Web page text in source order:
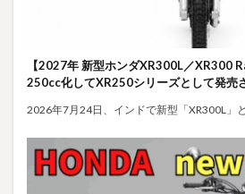
【2027年 新型ホンダXR300L／XR300
250cc化してXR250シリーズとして発売
2026年7月24日、インドで新型「XR300L」